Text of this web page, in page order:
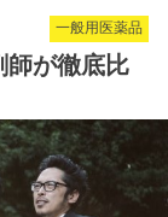
一般用医薬品
師が徹底比